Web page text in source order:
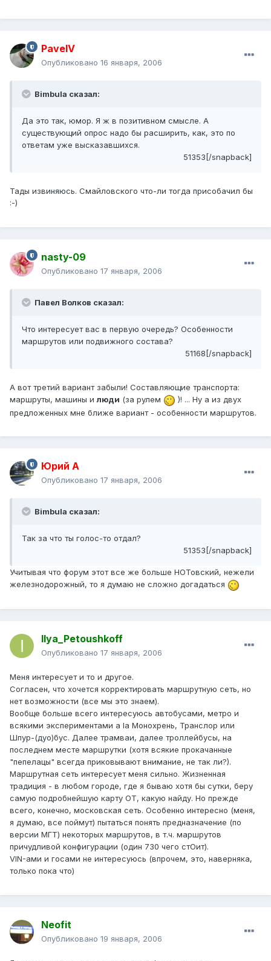
PavelV
Опубликовано 16 января, 2006
Bimbula сказал:
Да это так, юмор. Я ж в позитивном смысле. А
существующий опрос надо бы расширить, как, это по
ответам уже высказавшихся.
51353[/snapback]
Тады извиняюсь. Смайловского что-ли тогда присобачил бы
:-)
nasty-09
Опубликовано 17 января, 2006
Павел Волков сказал:
Что интересует вас в первую очередь? Особенности
маршрутов или подвижного состава?
51168[/snapback]
А вот третий вариант забыли! Составляющие транспорта:
маршруты, машины илюди (за рулем
)! ... Ну а из двух
предложенных мне ближе вариант - особенности маршрутов.
Юрий А
Опубликовано 17 января, 2006
Bimbula сказал:
Так за что ты голос-то отдал?
51353[/snapback]
Учитывая что форум этот все же больше НОТовский, нежели
железнодорожный, то я думаю не сложно догадаться
Ilya_Petoushkoff
Опубликовано 17 января, 2006
Меня интересует и то и другое.
Согласен, что хочется корректировать маршрутную сеть, но
нет возможности (все мы это знаем).
Вообще больше всего интересуюсь автобусами, метро и
всякими экспериментами a la Монохрень, Транслор или
Шпур-(дуо)бус. Далее трамваи, далее троллейбусы, на
последнем месте маршрутки (хотя всякие прокачанные
"пепелацы" всегда приковывают внимание, не так ли?).
Маршрутная сеть интересует меня сильно. Жизненная
традиция - в любом городе, где я бываю хотя бы сутки, беру
самую подробнейшую карту ОТ, какую найду. Но прежде
всего, конечно, московская сеть. Особенно интересно (меня,
я думаю, все поймут) пытаться понять предназначение (по
версии МГТ) некоторых маршрутов, в т.ч. маршрутов
причудливой конфигурации (один 730 чего стОит).
VIN-ами и госами не интересуюсь (впрочем, это, наверняка,
только пока что)
Neofit
Опубликовано 19 января, 2006